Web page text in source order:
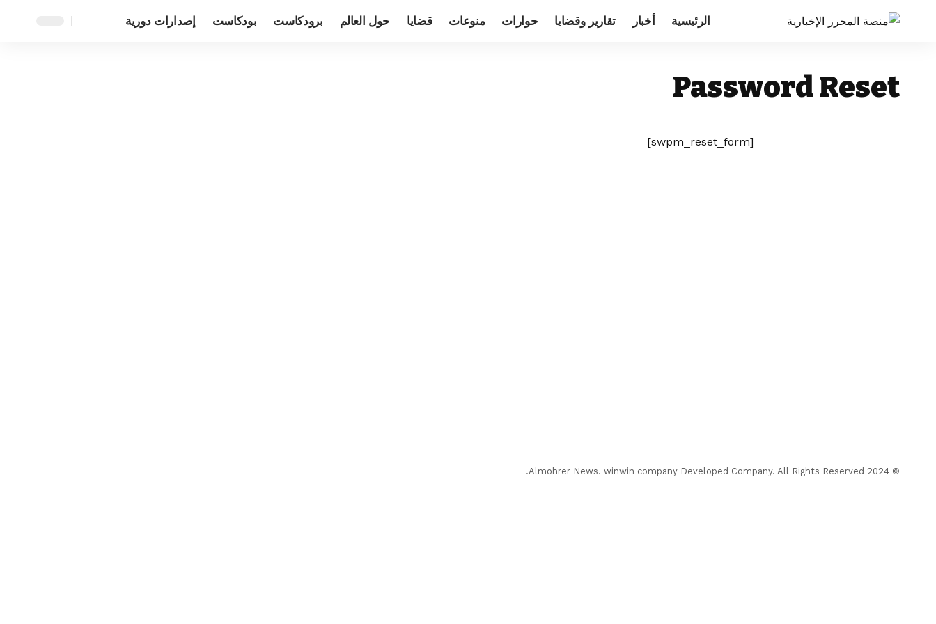
الرئيسية أخبار تقارير وقضايا حوارات منوعات قضايا حول العالم برودكاست بودكاست إصدارات دورية
Password Reset
[swpm_reset_form]
© 2024 Almohrer News. winwin company Developed Company. All Rights Reserved.